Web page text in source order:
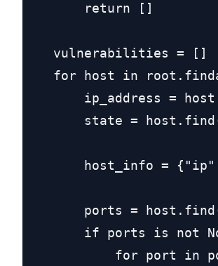
        return []
    vulnerabilities = []
for host in
ip_address =
state =
host_info =
ports =
if ports is not
for port in